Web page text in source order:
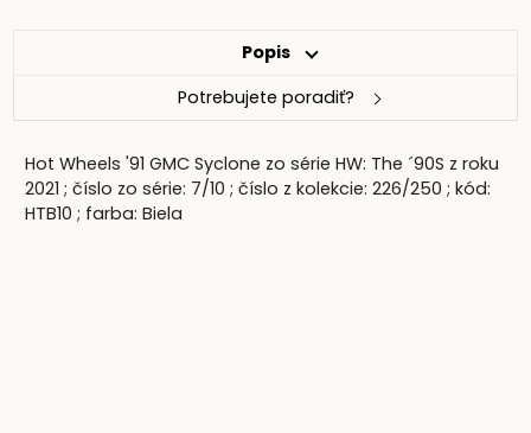
Popis
Potrebujete poradiť?
Hot Wheels '91 GMC Syclone zo série HW: The ´90S z roku
2021 ; číslo zo série: 7/10 ; číslo z kolekcie: 226/250 ; kód:
HTB10 ; farba: Biela